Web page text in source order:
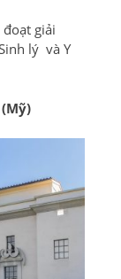
giải
lý và Y